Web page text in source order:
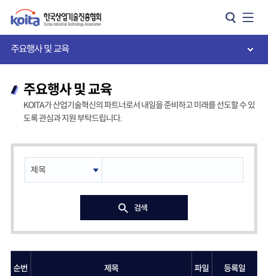
주요행사 및 교육
주요행사 및 교육
KOITA가 산업기술혁신의 파트너로서 내일을 준비하고 미래를 선도할 수 있
도록 관심과 지원 부탁드립니다.
검색
순번 제목 파일 등록일